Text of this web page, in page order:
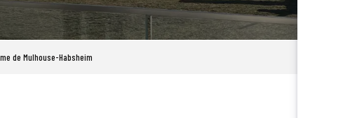
de Mulhouse-Habsheim